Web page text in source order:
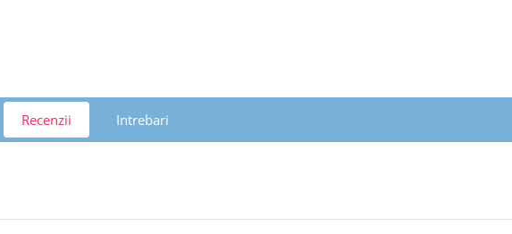
Recenzii Intrebari